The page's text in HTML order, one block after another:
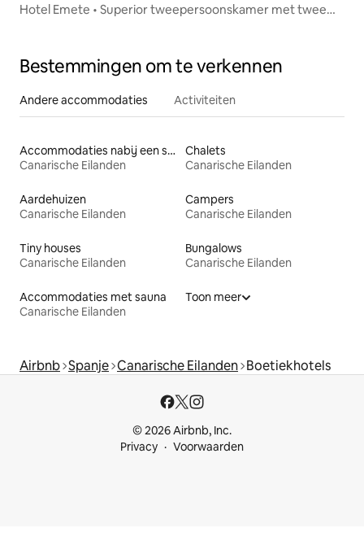
Hotel Emete • Superior tweepersoonskamer met twee
Bestemmingen om te verkennen
Andere accommodaties Activiteiten
Accommodaties nabij een strand
Canarische Eilanden
Chalets
Canarische Eilanden
Aardehuizen
Canarische Eilanden
Campers
Canarische Eilanden
Tiny houses
Canarische Eilanden
Bungalows
Canarische Eilanden
Accommodaties met sauna
Canarische Eilanden
Toon meer
Airbnb Spanje Canarische Eilanden Boetiekhotels
© 2026 Airbnb, Inc.
Privacy
Voorwaarden